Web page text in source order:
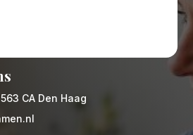
op!
CA Den Haag